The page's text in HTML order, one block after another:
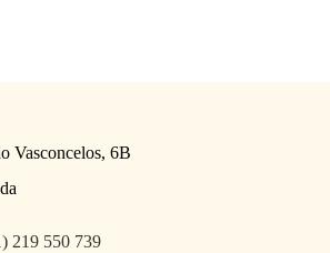
Vasconcelos, 6B
219 550 739